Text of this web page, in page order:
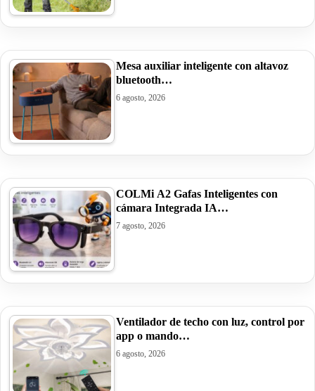
Mesa auxiliar inteligente con altavoz
bluetooth…
6 agosto, 2026
COLMi A2 Gafas Inteligentes con
cámara Integrada IA…
7 agosto, 2026
Ventilador de techo con luz, control por
app o mando…
6 agosto, 2026